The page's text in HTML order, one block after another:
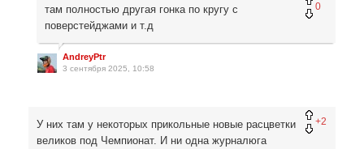
0
там полностью другая гонка по кругу с
поверстейджами и т.д
AndreyPtr
3 сентября 2025, 10:58
+2
У них там у некоторых прикольные новые расцветки
великов под Чемпионат. И ни одна журналюга